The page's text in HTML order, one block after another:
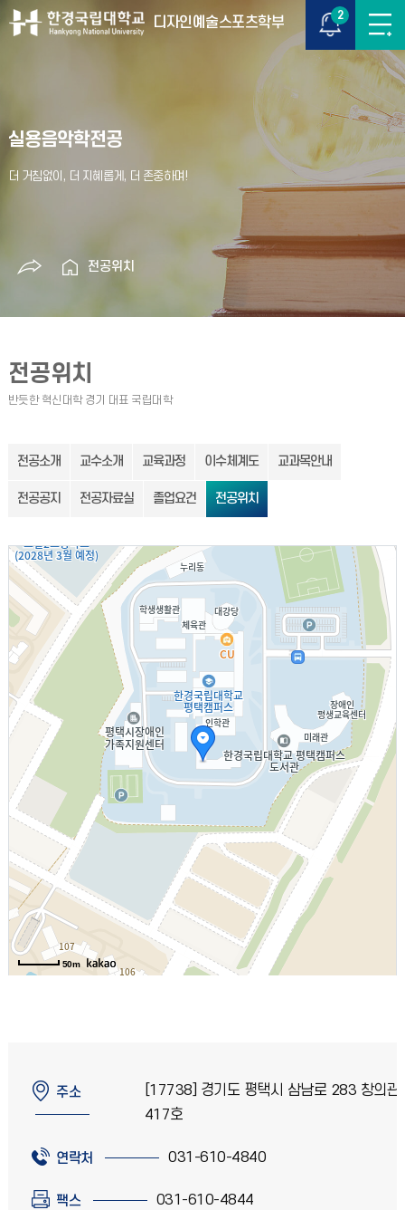
디자인예술스포츠학부 2
실용음악학전공
전공위치
전공위치
전공소개 교수소개 교육과정 이수체계도 교과목안내
전공공지 전공자료실 졸업요건 전공위치
50m
주소
[17738] 경기도 평택시 삼남로 283 창의관
417호
연락처 031-610-4840
팩스 031-610-4844